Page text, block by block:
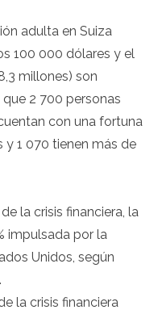
adulta en Suiza
100 000 dólares y el
millones) son
2 700 personas
con una fortuna
1 070 tienen más de
la crisis financiera, la
impulsada por la
Unidos, según
la crisis financiera